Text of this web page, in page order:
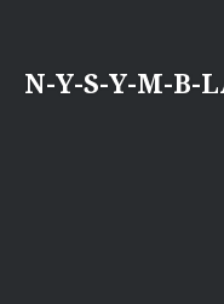
contenu
N-Y-S-Y-M-B-